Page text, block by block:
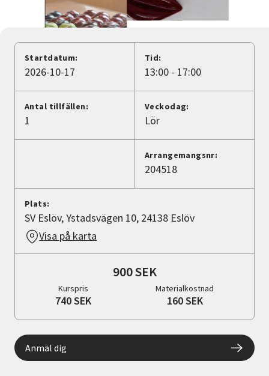
Nyheter
Avdelningar
Lyssna
Startdatum:
2026-10-17
Tid:
13:00 - 17:00
Antal tillfällen:
1
Veckodag:
Lör
Arrangemangsnr:
204518
Plats:
SV Eslöv, Ystadsvägen 10, 24138 Eslöv
Visa på karta
900 SEK
Kurspris
740 SEK
Materialkostnad
160 SEK
Anmäl dig